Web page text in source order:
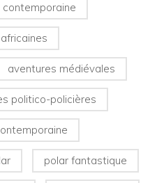
aventures médiévales
politico-policières
polar fantastique